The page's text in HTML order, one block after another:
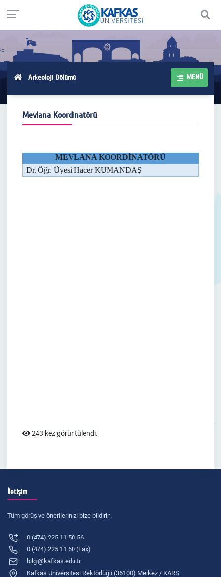
Arkeoloji Bölümü MENÜ
Mevlana Koordinatörü
MEVLANA KOORDİNATÖRÜ
Dr. Öğr. Üyesi Hacer KUMANDAŞ
243 kez görüntülendi.
İletişim
Tüm görüş ve önerilerinizi bize bildirin.
0 (474) 225 11 50-56
0 (474) 225 11 60 (Fax)
bilgi@kafkas.edu.tr
Kafkas Üniversitesi Rektörlüğü (36100) Merkez / KARS